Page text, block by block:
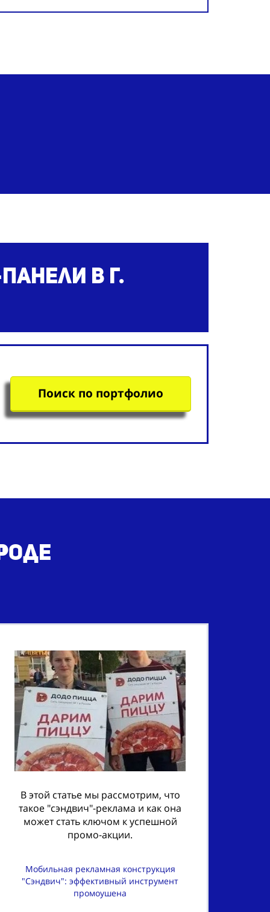
в г.
Поиск по портфолио
В этой статье мы рассмотрим, что
такое "сэндвич"-реклама и как она
может стать ключом к успешной
промо-акции.
Мобильная рекламная конструкция
"Сэндвич": эффективный инструмент
промоушена